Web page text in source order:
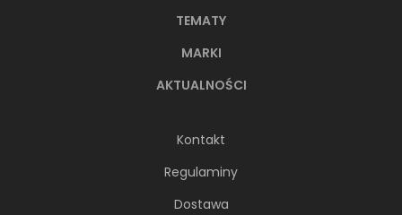
TEMATY
MARKI
AKTUALNOŚCI
Kontakt
Regulaminy
Dostawa